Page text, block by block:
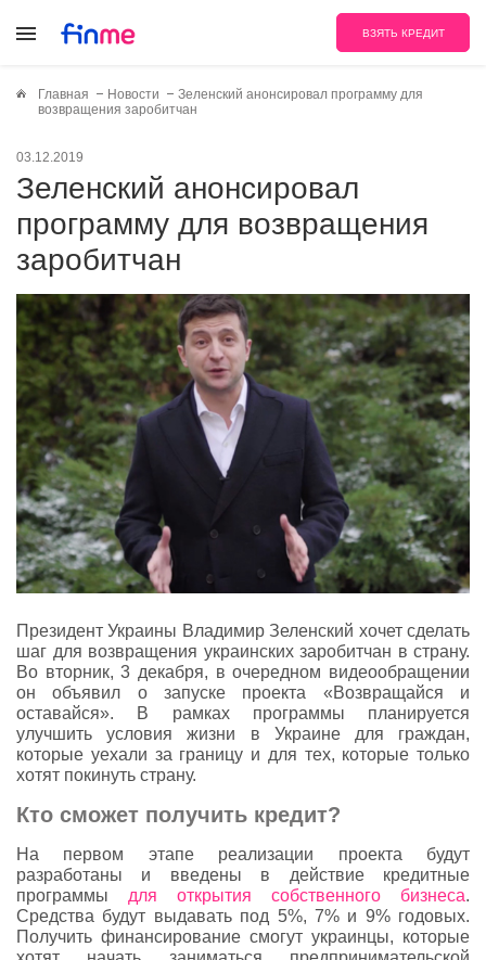
ВЗЯТЬ КРЕДИТ
Главная Новости
Зеленский анонсировал программу для
возвращения заробитчан
03.12.2019
Зеленский анонсировал
программу для возвращения
заробитчан
Президент Украины Владимир Зеленский хочет сделать
шаг для возвращения украинских заробитчан в страну.
Во вторник, 3 декабря, в очередном видеообращении
он объявил о запуске проекта «Возвращайся и
оставайся». В рамках программы планируется
улучшить условия жизни в Украине для граждан,
которые уехали за границу и для тех, которые только
хотят покинуть страну.
Кто сможет получить кредит?
На первом этапе реализации проекта будут
разработаны и введены в действие кредитные
программы для открытия собственного бизнеса.
Средства будут выдавать под 5%, 7% и 9% годовых.
Получить финансирование смогут украинцы, которые